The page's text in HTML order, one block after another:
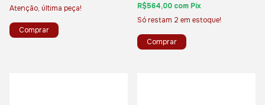
Atenção, última peça!
R$564,00 com Pix
Só restam 2 em estoque!